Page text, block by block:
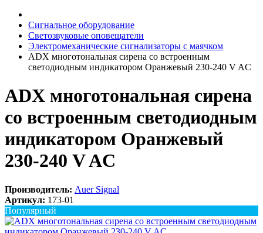
Сигнальное оборудование
Светозвуковые оповещатели
Электромеханические сигнализаторы с маячком
ADX многотональная сирена со встроенным
светодиодным индикатором Оранжевый 230-240 V AC
ADX многотональная сирена
со встроенным светодиодным
индикатором Оранжевый
230-240 V AC
Производитель: Auer Signal
Артикул: 173-01
Популярный